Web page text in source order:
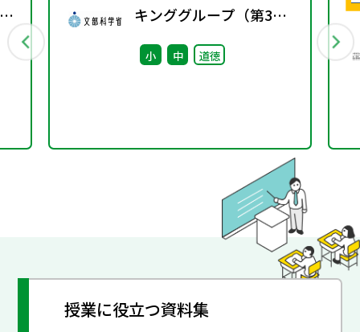
キンググループ（第3
回） 配付資料
小 中 道徳
授業に役立つ資料集